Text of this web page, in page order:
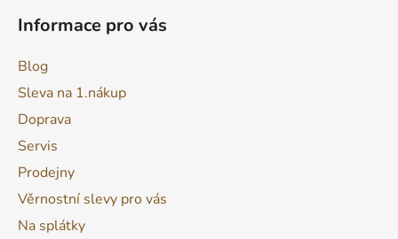
Informace pro vás
Blog
Sleva na 1.nákup
Doprava
Servis
Prodejny
Věrnostní slevy pro vás
Na splátky